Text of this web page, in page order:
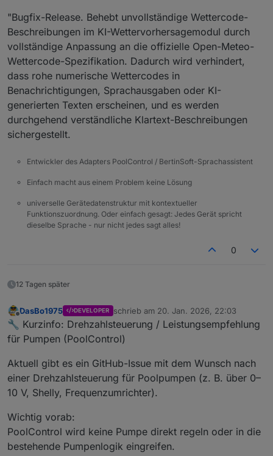
"Bugfix-Release. Behebt unvollständige Wettercode-
Beschreibungen im KI-Wettervorhersagemodul durch
vollständige Anpassung an die offizielle Open-Meteo-
Wettercode-Spezifikation. Dadurch wird verhindert,
dass rohe numerische Wettercodes in
Benachrichtigungen, Sprachausgaben oder KI-
generierten Texten erscheinen, und es werden
durchgehend verständliche Klartext-Beschreibungen
sichergestellt.
Entwickler des Adapters PoolControl / BertinSoft-Sprachassistent
Einfach macht aus einem Problem keine Lösung
universelle Gerätedatenstruktur mit kontextueller
Funktionszuordnung. Oder einfach gesagt: Jedes Gerät spricht
dieselbe Sprache - nur nicht jedes sagt alles!
0
12 Tagen später
Offline
DasBo1975 DEVELOPER schrieb am 20. Jan. 2026, 22:03
zuletzt editiert von
🔧 Kurzinfo: Drehzahlsteuerung / Leistungsempfehlung
für Pumpen (PoolControl)
Aktuell gibt es ein GitHub-Issue mit dem Wunsch nach
einer Drehzahlsteuerung für Poolpumpen (z. B. über 0–
10 V, Shelly, Frequenzumrichter).
Wichtig vorab:
PoolControl wird keine Pumpe direkt regeln oder in die
bestehende Pumpenlogik eingreifen.